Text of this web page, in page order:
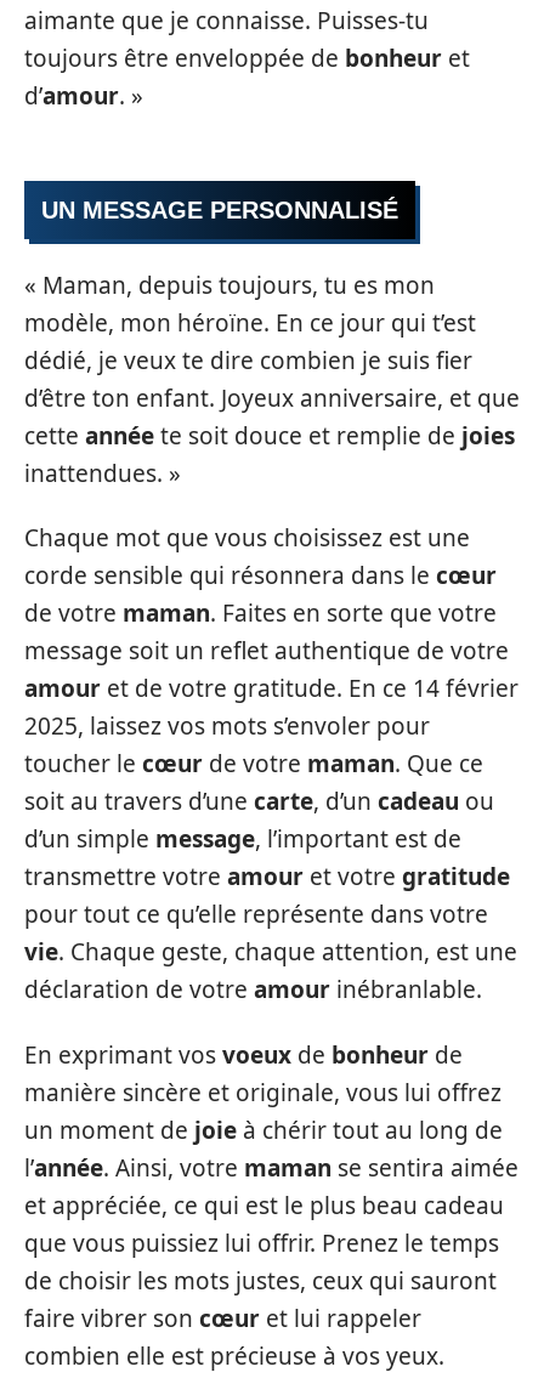
aimante que je connaisse. Puisses-tu
toujours être enveloppée de bonheur et
d’amour. »
UN MESSAGE PERSONNALISÉ
« Maman, depuis toujours, tu es mon
modèle, mon héroïne. En ce jour qui t’est
dédié, je veux te dire combien je suis fier
d’être ton enfant. Joyeux anniversaire, et que
cette annéete soit douce et remplie de joies
inattendues. »
Chaque mot que vous choisissez est une
corde sensible qui résonnera dans le cœur
de votre maman. Faites en sorte que votre
message soit un reflet authentique de votre
amour et de votre gratitude. En ce 14 février
2025, laissez vos mots s’envoler pour
toucher le cœur de votre maman. Que ce
soit au travers d’une carte, d’un cadeau ou
d’un simple message, l’important est de
transmettre votre amour et votre gratitude
pour tout ce qu’elle représente dans votre
vie. Chaque geste, chaque attention, est une
déclaration de votre amour inébranlable.
En exprimant vosvoeux de bonheur de
manière sincère et originale, vous lui offrez
un moment de joie à chérir tout au long de
l’année. Ainsi, votre maman se sentira aimée
et appréciée, ce qui est le plus beau cadeau
que vous puissiez lui offrir. Prenez le temps
de choisir les mots justes, ceux qui sauront
faire vibrer son cœur et lui rappeler
combien elle est précieuse à vos yeux.